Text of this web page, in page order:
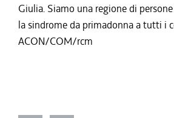
Giulia. Siamo una regione di
la sindrome da primadonna a tutti i
ACON/COM/rcm